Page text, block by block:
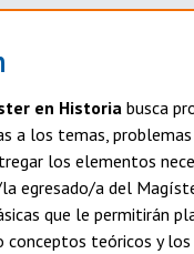
en Historia busca
a los temas,
los elementos
egresado/a del
que le permitirán
conceptos teóricos y